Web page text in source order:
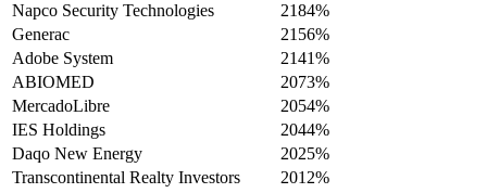
Napco Security Technologies
2184%
Generac
2156%
Adobe System
2141%
ABIOMED
2073%
MercadoLibre
2054%
IES Holdings
2044%
Daqo New Energy
2025%
Transcontinental Realty Investors
2012%